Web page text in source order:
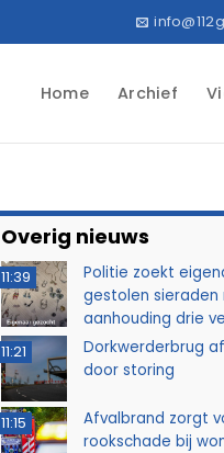
Home Archief
Overig nieuws
11:39
Politie zoekt
gestolen sieraden
aanhouding drie
11:21
Dorkwerderbrug
door storing
11:15
Afvalbrand zorgt
rookschade bij